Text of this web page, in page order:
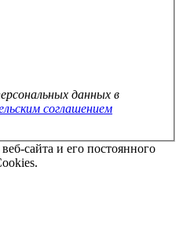
данных в
соглашением
сайта и его постоянного